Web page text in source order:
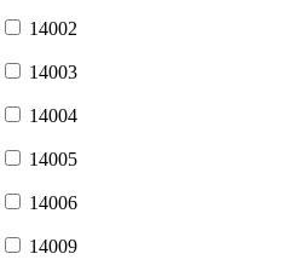
14002
14003
14004
14005
14006
14009